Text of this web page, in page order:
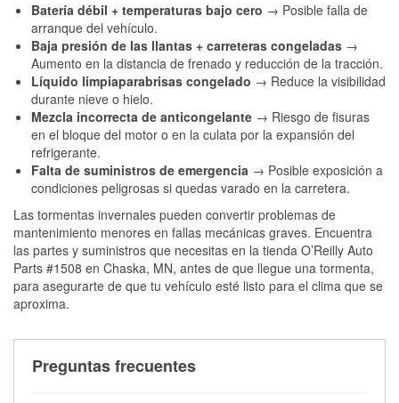
Batería débil + temperaturas bajo cero → Posible falla de
arranque del vehículo.
Baja presión de las llantas + carreteras congeladas →
Aumento en la distancia de frenado y reducción de la tracción.
Líquido limpiaparabrisas congelado → Reduce la visibilidad
durante nieve o hielo.
Mezcla incorrecta de anticongelante → Riesgo de fisuras
en el bloque del motor o en la culata por la expansión del
refrigerante.
Falta de suministros de emergencia → Posible exposición a
condiciones peligrosas si quedas varado en la carretera.
Las tormentas invernales pueden convertir problemas de
mantenimiento menores en fallas mecánicas graves. Encuentra
las partes y suministros que necesitas en la tienda O’Reilly Auto
Parts #1508 en Chaska, MN, antes de que llegue una tormenta,
para asegurarte de que tu vehículo esté listo para el clima que se
aproxima.
Preguntas frecuentes